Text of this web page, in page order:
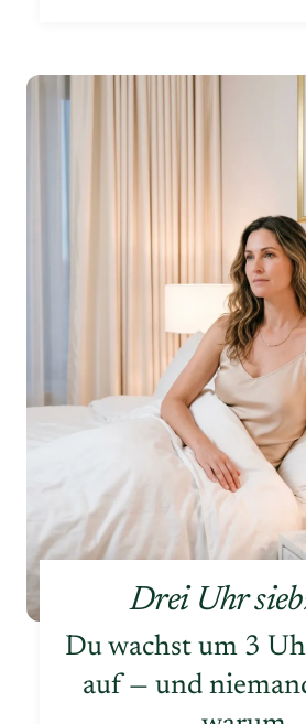
Drei Uhr
Du wachst um 3
auf — und